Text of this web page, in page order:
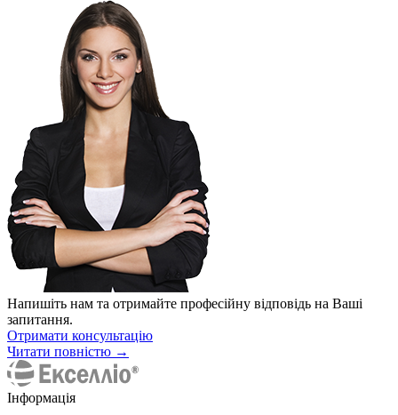
Напишіть нам та отримайте професійну відповідь на Ваші
запитання.
Отримати консультацію
Читати повністю →
Інформація